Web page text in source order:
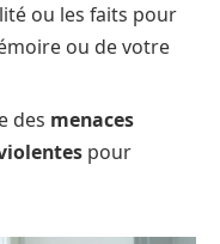
ou les faits pour
ou de votre
des menaces
pour